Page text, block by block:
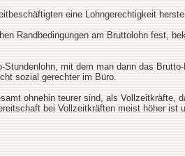
eine Lohngerechtigkeit
Randbedingungen am Bruttolohn fest,
Stundenlohn, mit dem man dann das
sozial gerechter im Büro.
ohnehin teurer sind, als
bei Vollzeitkräften meist höher ist